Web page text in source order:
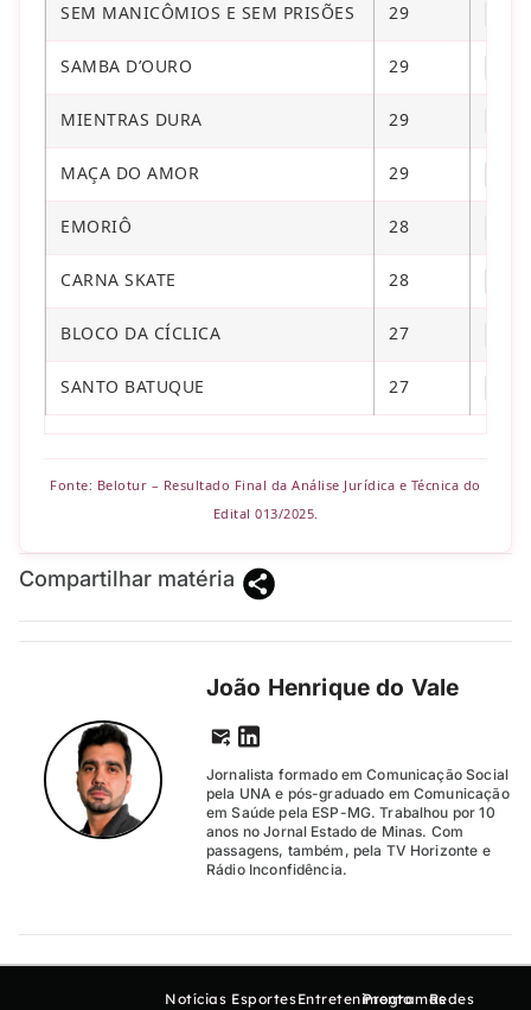
SEM MANICÔMIOS E SEM PRISÕES 29
SAMBA D’OURO 29
MIENTRAS DURA 29
MAÇA DO AMOR 29
EMORIÔ 28
CARNA SKATE 28
BLOCO DA CÍCLICA 27
SANTO BATUQUE 27
Fonte: Belotur – Resultado Final da Análise Jurídica e Técnica do
Edital 013/2025.
Compartilhar matéria
João Henrique do Vale
Jornalista formado em Comunicação Social
pela UNA e pós-graduado em Comunicação
em Saúde pela ESP-MG. Trabalhou por 10
anos no Jornal Estado de Minas. Com
passagens, também, pela TV Horizonte e
Rádio Inconfidência.
Notícias EsportesEntretenimento
ProgramasRedes